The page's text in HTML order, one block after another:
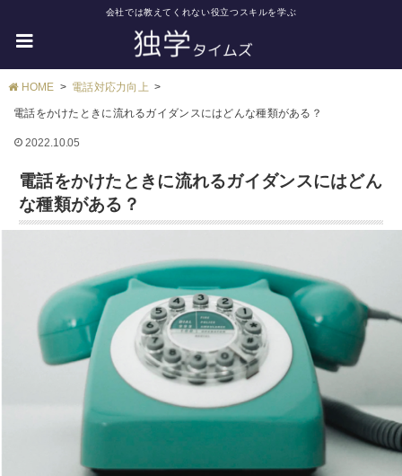
会社では教えてくれない役立つスキルを学ぶ
HOME 電話対応力向上
電話をかけたときに流れるガイダンスにはどんな種類がある？
2022.10.05
電話をかけたときに流れるガイダンスにはどん
な種類がある？